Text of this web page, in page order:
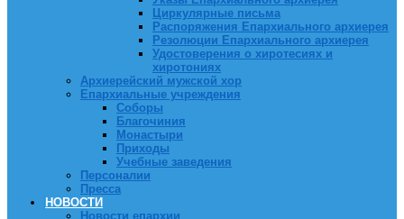
Циркулярные письма
Распоряжения Епархиального архиерея
Резолюции Епархиального архиерея
Удостоверения о хиротесиях и
хиротониях
Архиерейский мужской хор
Епархиальные учреждения
Соборы
Благочиния
Монастыри
Приходы
Учебные заведения
Персоналии
Пресса
НОВОСТИ
Новости епархии